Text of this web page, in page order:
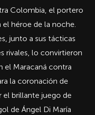
Colombia, el portero
héroe de la noche.
junto a sus tácticas
rivales, lo convirtieron
el Maracaná contra
la coronación de
el brillante juego de
de Ángel Di María